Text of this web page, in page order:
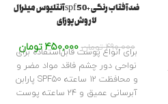
ضد آفتاب رنگی +spf50 آنتلیوس مینرال
لاروش پوزای
490,000 تومان 450,000 تومان
برای انواع پوست قابل‌استفاده برای
نواحی دور چشم فاقد مواد مضر و
پارابن SPF50 و محافظت 12 ساعته
آبرسانی عمیق و ۲۴ ساعته پوست